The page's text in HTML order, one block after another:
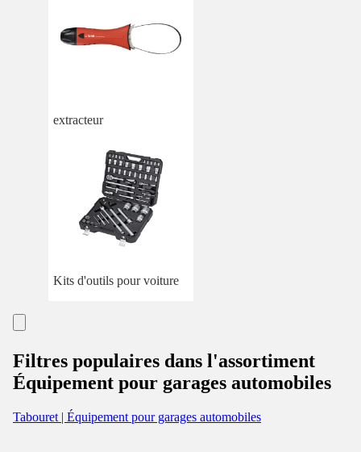
extracteur
Kits d'outils pour voiture
Filtres populaires dans l'assortiment
Équipement pour garages automobiles
Tabouret | Équipement pour garages automobiles